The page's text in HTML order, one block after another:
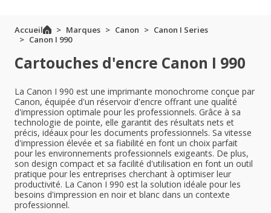
Accueil Marques Canon
Canon I Series
Canon I 990
Cartouches d'encre Canon I 990
La Canon I 990 est une imprimante monochrome conçue par
Canon, équipée d'un réservoir d'encre offrant une qualité
d'impression optimale pour les professionnels. Grâce à sa
technologie de pointe, elle garantit des résultats nets et
précis, idéaux pour les documents professionnels. Sa vitesse
d'impression élevée et sa fiabilité en font un choix parfait
pour les environnements professionnels exigeants. De plus,
son design compact et sa facilité d'utilisation en font un outil
pratique pour les entreprises cherchant à optimiser leur
productivité. La Canon I 990 est la solution idéale pour les
besoins d'impression en noir et blanc dans un contexte
professionnel.